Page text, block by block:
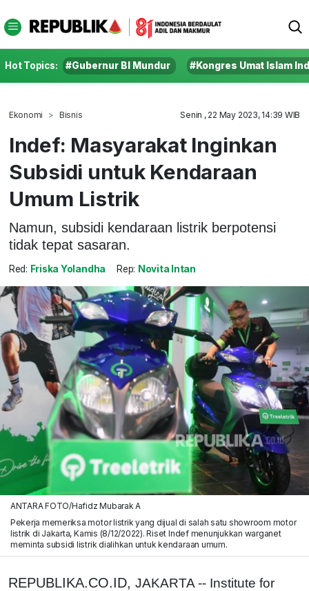
Hot Topics: #Gubernur BI Mundur #Kongres Umat Islam
Ekonomi Bisnis Senin , 22 May 2023, 14:39 WIB
Indef: Masyarakat Inginkan
Subsidi untuk Kendaraan
Umum Listrik
Namun, subsidi kendaraan listrik berpotensi
tidak tepat sasaran.
Red: Friska Yolandha Rep: Novita Intan
ANTARA FOTO/Hafidz Mubarak A
Pekerja memeriksa motor listrik yang dijual di salah satu showroom motor
listrik di Jakarta, Kamis (8/12/2022). Riset Indef menunjukkan warganet
meminta subsidi listrik dialihkan untuk kendaraan umum.
REPUBLIKA.CO.ID, JAKARTA -- Institute for